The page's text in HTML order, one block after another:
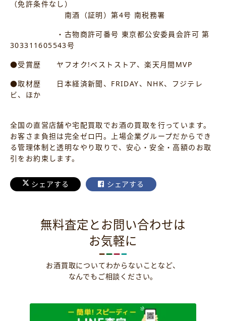
（免許条件なし）
南酒（証明）第4号 南税務署
・古物商許可番号 東京都公安委員会許可 第
303311605543号
●受賞歴 ヤフオク!ベストストア、楽天月間MVP
●取材歴 日本経済新聞、FRIDAY、NHK、フジテレ
ビ、ほか
全国の直営店舗や宅配買取でお酒の買取を行っています。
お客さま負担は完全ゼロ円。上場企業グループだからでき
る管理体制と透明なやり取りで、安心・安全・高額のお取
引をお約束します。
シェアする シェアする
無料査定とお問い合わせは
お気軽に
お酒買取についてわからないことなど、
なんでもご相談ください。